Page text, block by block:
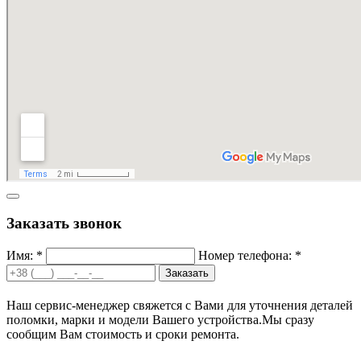
Заказать звонок
Имя: * Номер телефона: *
Заказать
Наш сервис-менеджер свяжется с Вами для уточнения деталей
поломки, марки и модели Вашего устройства.Мы сразу
сообщим Вам стоимость и сроки ремонта.